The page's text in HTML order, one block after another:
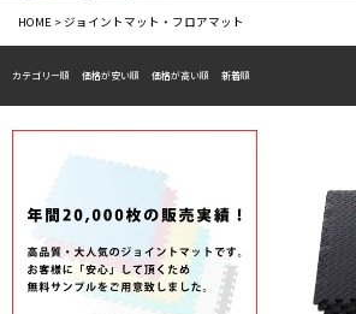
HOME ジョイントマット・フロアマット
カテゴリー順 価格が安い順 価格が高い順 新着順